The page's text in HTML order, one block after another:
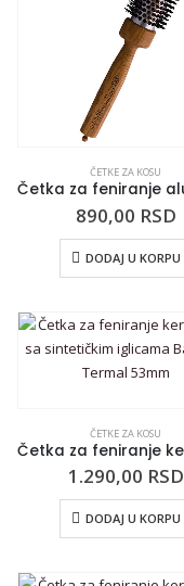
ČETKE ZA KOSU
890,00 RSD
DODAJ U KORPU
ČETKE ZA KOSU
1.290,00 RSD
DODAJ U KORPU